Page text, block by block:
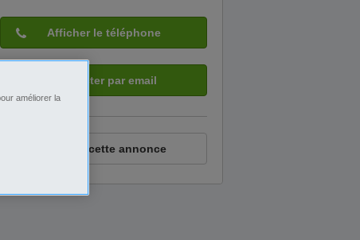
Afficher le téléphone
Contacter par email
Signaler cette annonce
améliorer la